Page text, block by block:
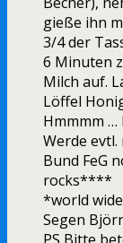
gieße ihn
3/4 der
6 Minuten
Milch auf.
Löffel
Hmmmm …
Werde
Bund FeG
rocks****
*world
Segen